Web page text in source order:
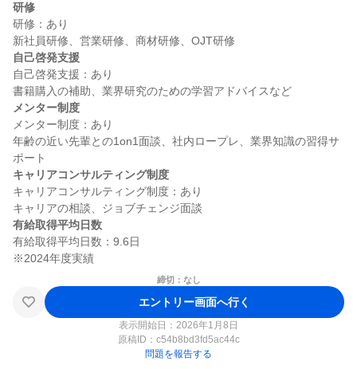
研修
研修：あり
自己啓発支援
自己啓発支援：あり
メンター制度
メンター制度：あり
年齢の近い先輩との1on1面談、社内ロープレ、業界知識の習得サ
キャリアコンサルティング制度
キャリアコンサルティング制度：あり
有給取得平均日数
有給取得平均日数：9.6日
締切：なし
エントリー画面へ行く
表示開始日：2026年1月8日
原稿ID： c54b8bd3fd5ac44c
問題を報告する